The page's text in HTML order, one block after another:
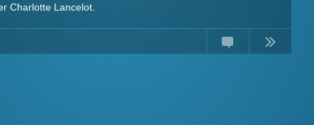
Charlotte Lancelot.